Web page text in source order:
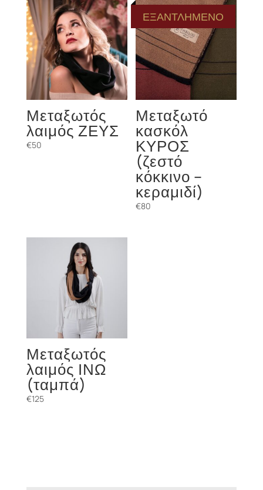
Μεταξωτός
λαιμός ΖΕΥΣ
€50
ΕΞΑΝΤΛΗΜΕΝΟ
Μεταξωτό
κασκόλ
ΚΥΡΟΣ
(ζεστό
κόκκινο –
κεραμιδί)
€80
Μεταξωτός
λαιμός ΙΝΩ
(ταμπά)
€125